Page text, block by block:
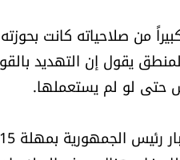
يقول إن التهديد
حتى لو لم يستعملها.